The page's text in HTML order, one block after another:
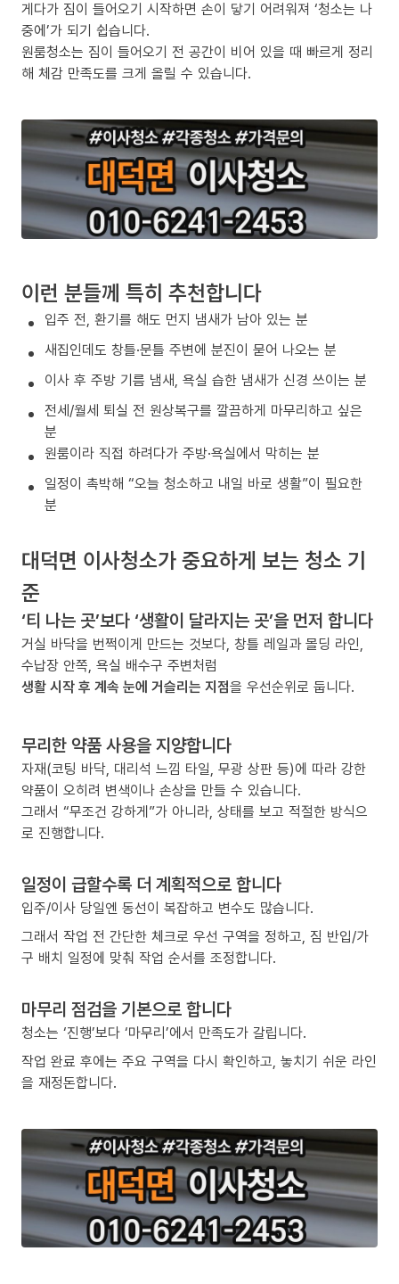
게다가 짐이 들어오기 시작하면 손이 닿기 어려워져 ‘청소는 나
중에’가 되기 쉽습니다.
원룸청소는 짐이 들어오기 전 공간이 비어 있을 때 빠르게 정리
해 체감 만족도를 크게 올릴 수 있습니다.
이런 분들께 특히 추천합니다
입주 전, 환기를 해도 먼지 냄새가 남아 있는 분
새집인데도 창틀·문틀 주변에 분진이 묻어 나오는 분
이사 후 주방 기름 냄새, 욕실 습한 냄새가 신경 쓰이는 분
전세/월세 퇴실 전 원상복구를 깔끔하게 마무리하고 싶은
분
원룸이라 직접 하려다가 주방·욕실에서 막히는 분
일정이 촉박해 “오늘 청소하고 내일 바로 생활”이 필요한
분
대덕면 이사청소가 중요하게 보는 청소 기
준
‘티 나는 곳’보다 ‘생활이 달라지는 곳’을 먼저 합니다
거실 바닥을 번쩍이게 만드는 것보다, 창틀 레일과 몰딩 라인,
수납장 안쪽, 욕실 배수구 주변처럼
생활 시작 후 계속 눈에 거슬리는 지점을 우선순위로 둡니다.
무리한 약품 사용을 지양합니다
자재(코팅 바닥, 대리석 느낌 타일, 무광 상판 등)에 따라 강한
약품이 오히려 변색이나 손상을 만들 수 있습니다.
그래서 “무조건 강하게”가 아니라, 상태를 보고 적절한 방식으
로 진행합니다.
일정이 급할수록 더 계획적으로 합니다
입주/이사 당일엔 동선이 복잡하고 변수도 많습니다.
그래서 작업 전 간단한 체크로 우선 구역을 정하고, 짐 반입/가
구 배치 일정에 맞춰 작업 순서를 조정합니다.
마무리 점검을 기본으로 합니다
청소는 ‘진행’보다 ‘마무리’에서 만족도가 갈립니다.
작업 완료 후에는 주요 구역을 다시 확인하고, 놓치기 쉬운 라인
을 재정돈합니다.